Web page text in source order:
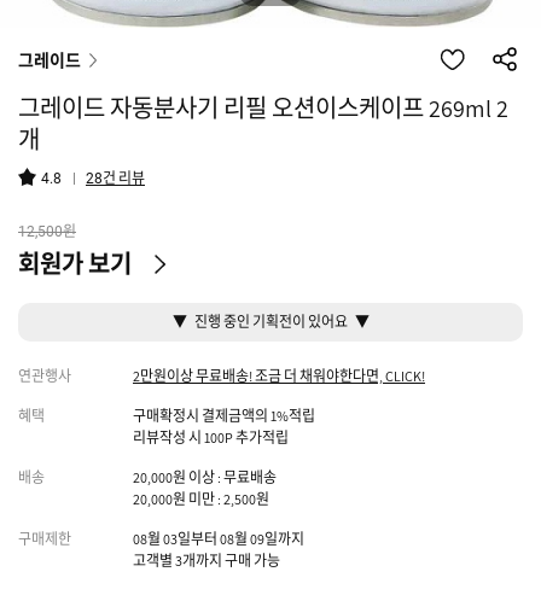
그레이드
그레이드 자동분사기 리필 오션이스케이프 269ml 2
개
4.8 28건 리뷰
12,500원
회원가 보기
▼ 진행 중인 기획전이 있어요 ▼
연관행사 2만원이상 무료배송! 조금 더 채워야한다면, CLICK!
혜택
구매확정시 결제금액의 1%적립
리뷰작성 시 100P 추가적립
배송
20,000원 이상 : 무료배송
20,000원 미만 : 2,500원
구매제한
08월 03일부터 08월 09일까지
고객별 3개까지 구매 가능